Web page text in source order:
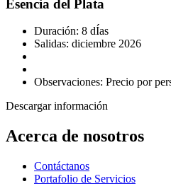
Esencia del Plata
Duración: 8 dÍas
Salidas: diciembre 2026
Observaciones: Precio por
Descargar información
Acerca de nosotros
Contáctanos
Portafolio de Servicios